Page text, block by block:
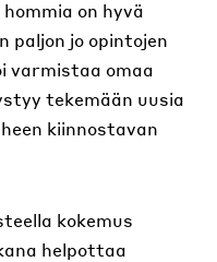
on hyvä
paljon jo opintojen
varmistaa omaa
tekemään uusia
kiinnostavan
kokemus
helpottaa